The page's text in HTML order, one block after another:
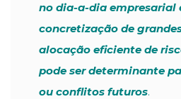
no dia-a-dia empresarial
concretização de
alocação eficiente de
pode ser determinante
ou conflitos futuros.